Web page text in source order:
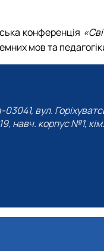
конференція
мов та
03041, вул.
навч. корпус №1, кім.